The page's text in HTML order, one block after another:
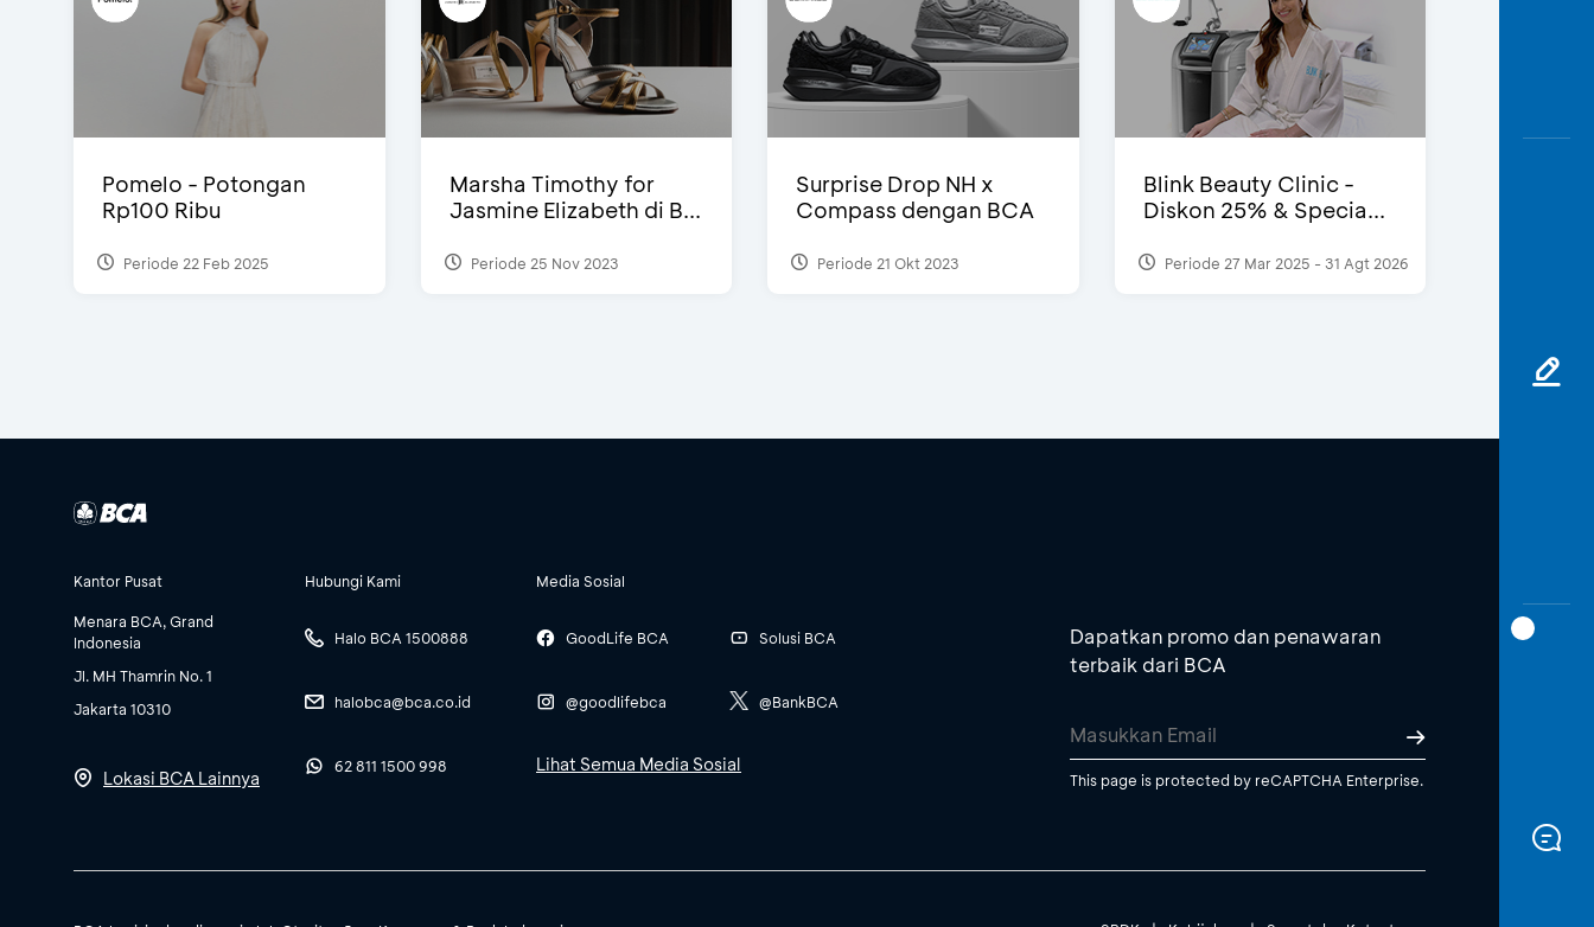
Pomelo - Potongan
Rp100 Ribu
Periode 22 Feb 2025
Marsha Timothy for
Jasmine Elizabeth di B...
Periode 25 Nov 2023
Surprise Drop NH x
Compass dengan BCA
Periode 21 Okt 2023
Blink Beauty Clinic -
Diskon 25% & Specia...
Periode 27 Mar 2025 - 31 Agt 2026
Kantor Pusat
Menara BCA, Grand
Indonesia
Jl. MH Thamrin No. 1
Jakarta 10310
Lokasi BCA Lainnya
Hubungi Kami
Halo BCA 1500888
halobca@bca.co.id
62 811 1500 998
Media Sosial
GoodLife BCA
@goodlifebca
Solusi BCA
@BankBCA
Lihat Semua Media Sosial
Dapatkan promo dan penawaran
terbaik dari BCA
This page is protected by reCAPTCHA Enterprise.